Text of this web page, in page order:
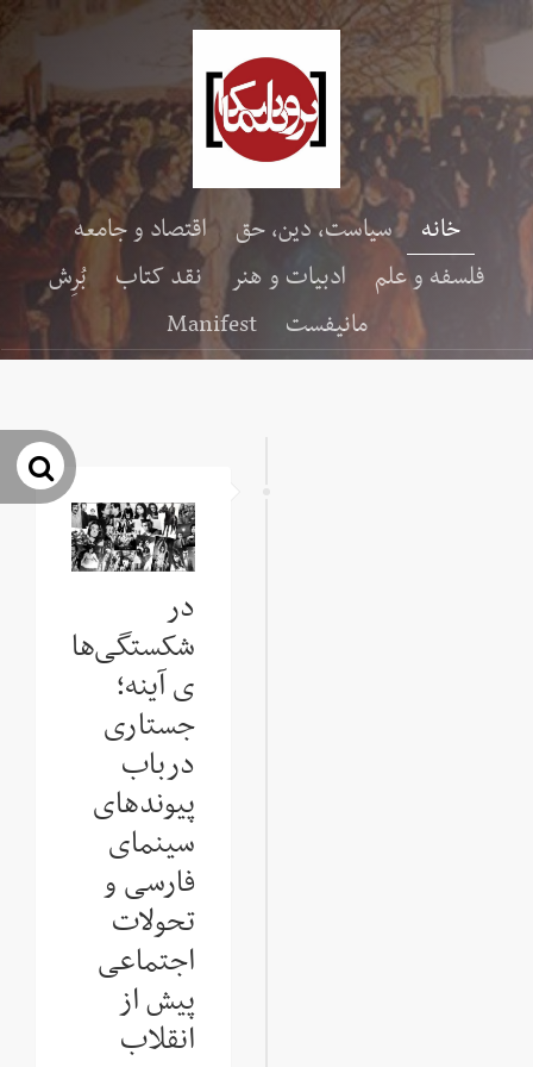
خانه سیاست، دین، حق
اقتصاد و جامعه
فلسفه و علم
ادبیات و هنر نقد کتاب
بُرِش
مانیفست
Manifest
در
شکستگی‌ها
ی آینه؛
جستاری
درباب
پیوندهای
سینمای
فارسی و
تحولات
اجتماعی
پیش از
انقلاب